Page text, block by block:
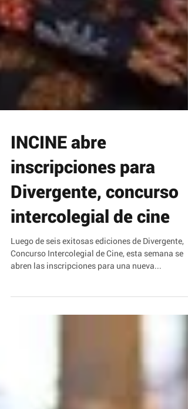
INCINE abre
inscripciones para
Divergente, concurso
intercolegial de cine
abren las inscripciones para una nueva...